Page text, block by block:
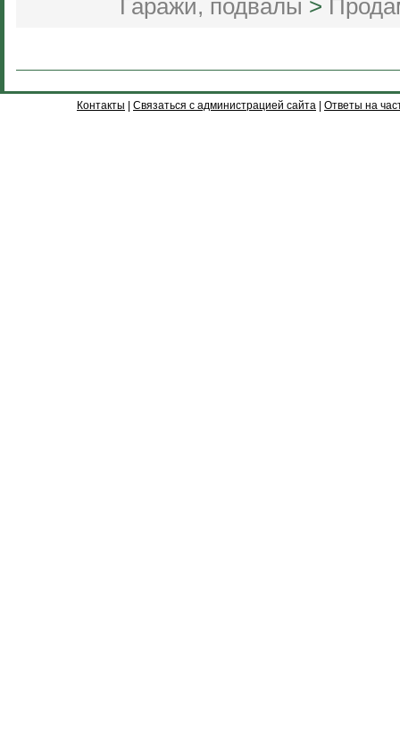
Гаражи, подвалы >
Контакты Связаться с администрацией сайта Ответы на